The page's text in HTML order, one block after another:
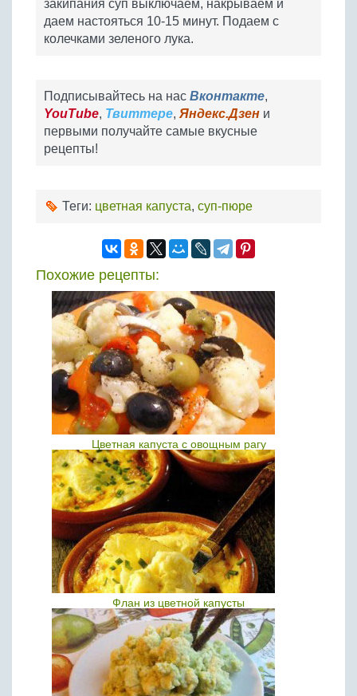
закипания суп выключаем, накрываем и
даем настояться 10-15 минут. Подаем с
колечками зеленого лука.
Подписывайтесь на нас Вконтакте,
YouTube, Твиттере, Яндекс.Дзен и
первыми получайте самые вкусные
рецепты!
Теги: цветная капуста, суп-пюре
Похожие рецепты:
Цветная капуста с овощным рагу
Флан из цветной капусты